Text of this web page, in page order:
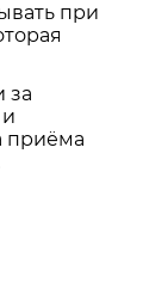
при
за
приёма